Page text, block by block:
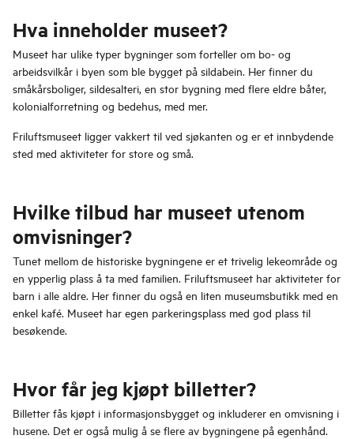
Hva inneholder museet?
Museet har ulike typer bygninger som forteller om bo- og
arbeidsvilkår i byen som ble bygget på sildabein. Her finner du
småkårsboliger, sildesalteri, en stor bygning med flere eldre båter,
kolonialforretning og bedehus, med mer.
Friluftsmuseet ligger vakkert til ved sjøkanten og er et innbydende
sted med aktiviteter for store og små.
Hvilke tilbud har museet utenom
omvisninger?
Tunet mellom de historiske bygningene er et trivelig lekeområde og
en ypperlig plass å ta med familien. Friluftsmuseet har aktiviteter for
barn i alle aldre. Her finner du også en liten museumsbutikk med en
enkel kafé. Museet har egen parkeringsplass med god plass til
besøkende.
Hvor får jeg kjøpt billetter?
Billetter fås kjøpt i informasjonsbygget og inkluderer en omvisning i
husene. Det er også mulig å se flere av bygningene på egenhånd.